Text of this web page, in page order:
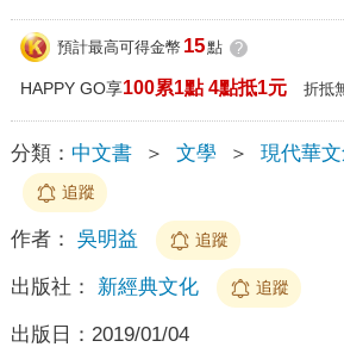
預計最高可得金幣 15點 ?
HAPPY GO享100累1點 4點抵1元 折抵
分類： 中文書 ＞ 文學 ＞ 現代華
追蹤
作者： 吳明益 追蹤
出版社： 新經典文化 追蹤
出版日： 2019/01/04